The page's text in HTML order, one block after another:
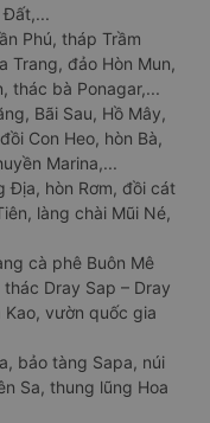
Đất,...
Phú, tháp Trầm
Trang, đảo Hòn Mun,
thác bà Ponagar,...
Bãi Sau, Hồ Mây,
Con Heo, hòn Bà,
Marina,...
Địa, hòn Rơm, đồi cát
làng chài Mũi Né,
cà phê Buôn Mê
Dray Sap – Dray
Kao, vườn quốc gia
bảo tàng Sapa, núi
Sa, thung lũng Hoa